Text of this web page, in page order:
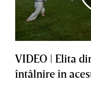
VIDEO | Elita
întâlnire în